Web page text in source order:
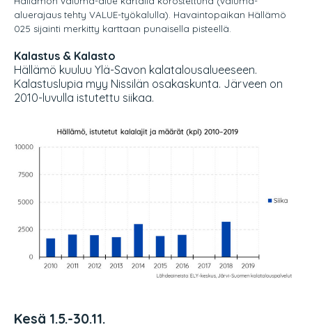
aluerajaus tehty VALUE-työkalulla). Havaintopaikan Hällämö
025 sijainti merkitty karttaan punaisella pisteellä.
Kalastus & Kalasto
Hällämö kuuluu Ylä-Savon kalatalousalueeseen.
Kalastuslupia myy Nissilän osakaskunta. Järveen on
2010-luvulla istutettu siikaa.
Kesä 1.5.-30.11.